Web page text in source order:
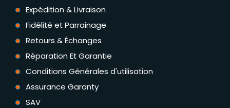
Expédition & Livraison
Fidélité et Parrainage
Retours & Échanges
Réparation Et Garantie
Conditions Générales d'utilisation
Assurance Garanty
SAV